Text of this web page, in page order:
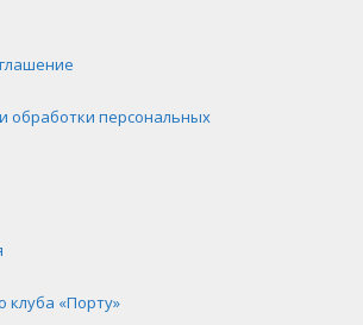
обработки персональных
клуба «Порту»